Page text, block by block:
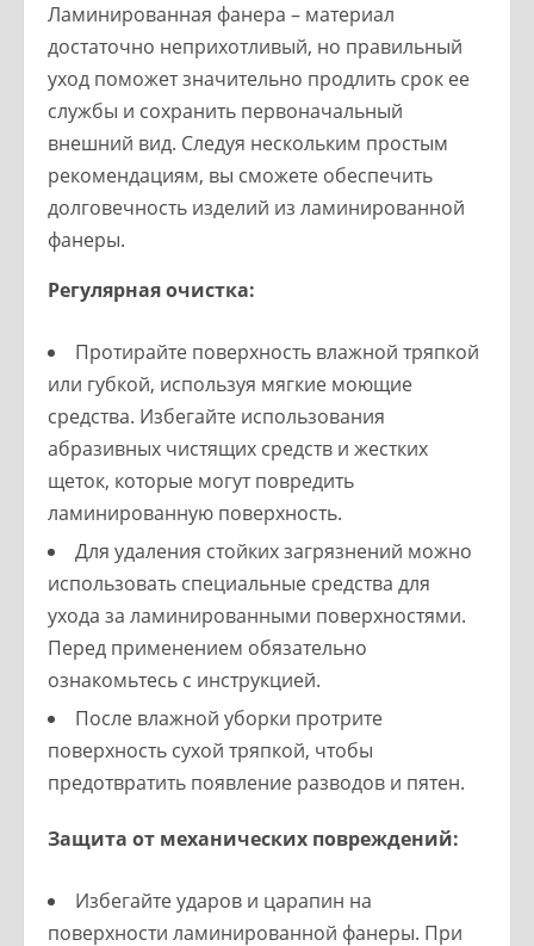
Ламинированная фанера – материал
достаточно неприхотливый, но правильный
уход поможет значительно продлить срок ее
службы и сохранить первоначальный
внешний вид. Следуя нескольким простым
рекомендациям, вы сможете обеспечить
долговечность изделий из ламинированной
фанеры.
Регулярная очистка:
Протирайте поверхность влажной тряпкой
или губкой, используя мягкие моющие
средства. Избегайте использования
абразивных чистящих средств и жестких
щеток, которые могут повредить
ламинированную поверхность.
Для удаления стойких загрязнений можно
использовать специальные средства для
ухода за ламинированными поверхностями.
Перед применением обязательно
ознакомьтесь с инструкцией.
После влажной уборки протрите
поверхность сухой тряпкой, чтобы
предотвратить появление разводов и пятен.
Защита от механических повреждений:
Избегайте ударов и царапин на
поверхности ламинированной фанеры. При